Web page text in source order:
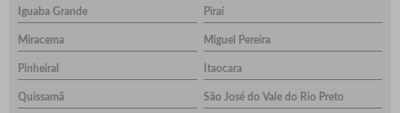
Iguaba Grande Piraí
Miracema Miguel Pereira
Pinheiral Itaocara
Quissamã São José do Vale do Rio Preto